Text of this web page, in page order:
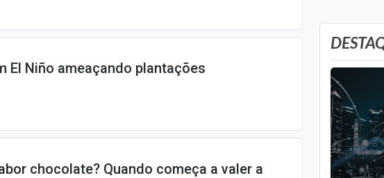
El Niño ameaçando plantações
chocolate? Quando começa a valer a